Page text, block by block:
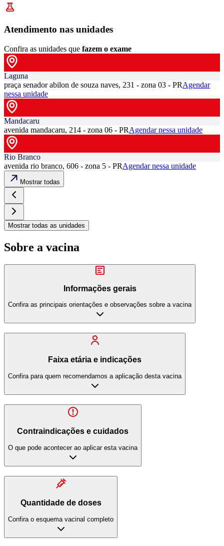
Atendimento nas unidades
Confira as unidades que fazem o exame
Laguna
praça senador abilon de souza naves, 231 - zona 03 - PRAgendar
nessa unidade
Mandacaru
avenida mandacaru, 214 - zona 06 - PRAgendar nessa unidade
Rio Branco
avenida rio branco, 606 - zona 5 - PRAgendar nessa unidade
Mostrar todas
Mostrar todas as unidades
Sobre a vacina
Informações gerais
Confira as principais orientações e observações sobre a vacina
Faixa etária e indicações
Confira para quem recomendamos a aplicação desta vacina
Contraindicações e cuidados
O que pode acontecer ao aplicar esta vacina
Quantidade de doses
Confira o esquema vacinal completo